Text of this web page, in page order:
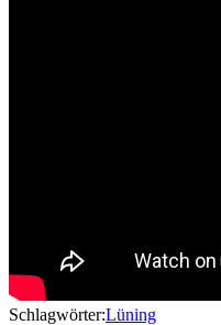
Schlagwörter:Lüning